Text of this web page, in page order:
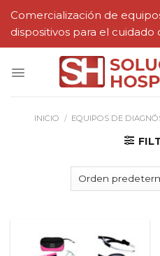
content
Comercialización de
dispositivos para el cuidado
INICIO / EQUIPOS DE